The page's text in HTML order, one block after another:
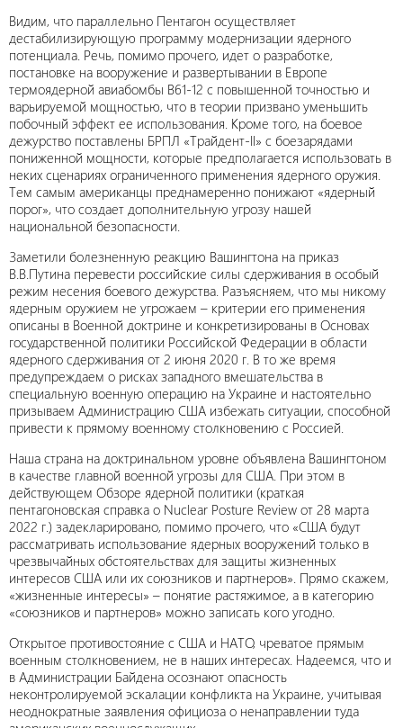
Видим, что параллельно Пентагон осуществляет
дестабилизирующую программу модернизации ядерного
потенциала. Речь, помимо прочего, идет о разработке,
постановке на вооружение и развертывании в Европе
термоядерной авиабомбы В61-12 с повышенной точностью и
варьируемой мощностью, что в теории призвано уменьшить
побочный эффект ее использования. Кроме того, на боевое
дежурство поставлены БРПЛ «Трайдент-II» с боезарядами
пониженной мощности, которые предполагается использовать в
неких сценариях ограниченного применения ядерного оружия.
Тем самым американцы преднамеренно понижают «ядерный
порог», что создает дополнительную угрозу нашей
национальной безопасности.
Заметили болезненную реакцию Вашингтона на приказ
В.В.Путина перевести российские силы сдерживания в особый
режим несения боевого дежурства. Разъясняем, что мы никому
ядерным оружием не угрожаем – критерии его применения
описаны в Военной доктрине и конкретизированы в Основах
государственной политики Российской Федерации в области
ядерного сдерживания от 2 июня 2020 г. В то же время
предупреждаем о рисках западного вмешательства в
специальную военную операцию на Украине и настоятельно
призываем Администрацию США избежать ситуации, способной
привести к прямому военному столкновению с Россией.
Наша страна на доктринальном уровне объявлена Вашингтоном
в качестве главной военной угрозы для США. При этом в
действующем Обзоре ядерной политики (краткая
пентагоновская справка о Nuclear Posture Review от 28 марта
2022 г.) задекларировано, помимо прочего, что «США будут
рассматривать использование ядерных вооружений только в
чрезвычайных обстоятельствах для защиты жизненных
интересов США или их союзников и партнеров». Прямо скажем,
«жизненные интересы» – понятие растяжимое, а в категорию
«союзников и партнеров» можно записать кого угодно.
Открытое противостояние с США и НАТО, чреватое прямым
военным столкновением, не в наших интересах. Надеемся, что и
в Администрации Байдена осознают опасность
неконтролируемой эскалации конфликта на Украине, учитывая
неоднократные заявления официоза о ненаправлении туда